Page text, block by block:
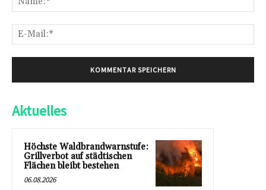
Aktuelles
Höchste Waldbrandwarnstufe:
Grillverbot auf städtischen
Flächen bleibt bestehen
06.08.2026